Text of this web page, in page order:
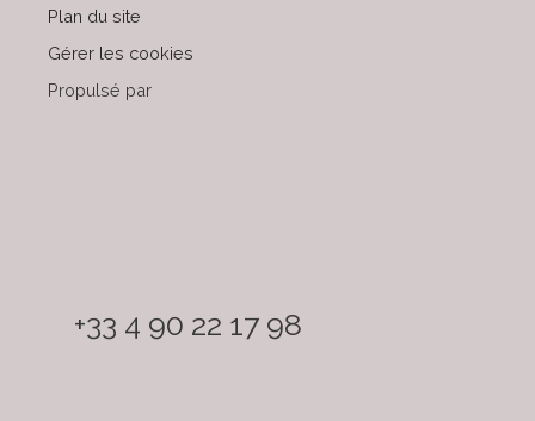
Plan du site
Gérer les cookies
Propulsé par
+33 4 90 22 17 98